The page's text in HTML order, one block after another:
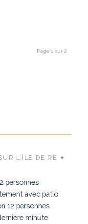
Page 1 sur 2
L’ÎLE DE RÉ ✦
personnes
avec patio
12 personnes
minute